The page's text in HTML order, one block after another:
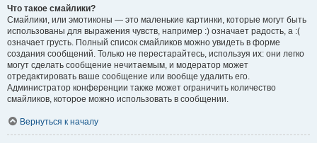
Что такое смайлики?
Смайлики, или эмотиконы — это маленькие картинки, которые могут быть
использованы для выражения чувств, например :) означает радость, а :(
означает грусть. Полный список смайликов можно увидеть в форме
создания сообщений. Только не перестарайтесь, используя их: они легко
могут сделать сообщение нечитаемым, и модератор может
отредактировать ваше сообщение или вообще удалить его.
Администратор конференции также может ограничить количество
смайликов, которое можно использовать в сообщении.
Вернуться к началу